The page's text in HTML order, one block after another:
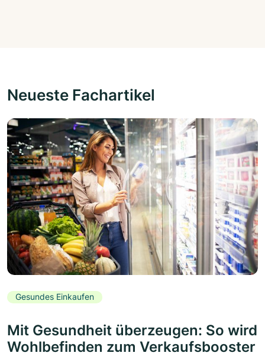
Neueste Fachartikel
Gesundes Einkaufen
Mit Gesundheit überzeugen: So wird
Wohlbefinden zum Verkaufsbooster